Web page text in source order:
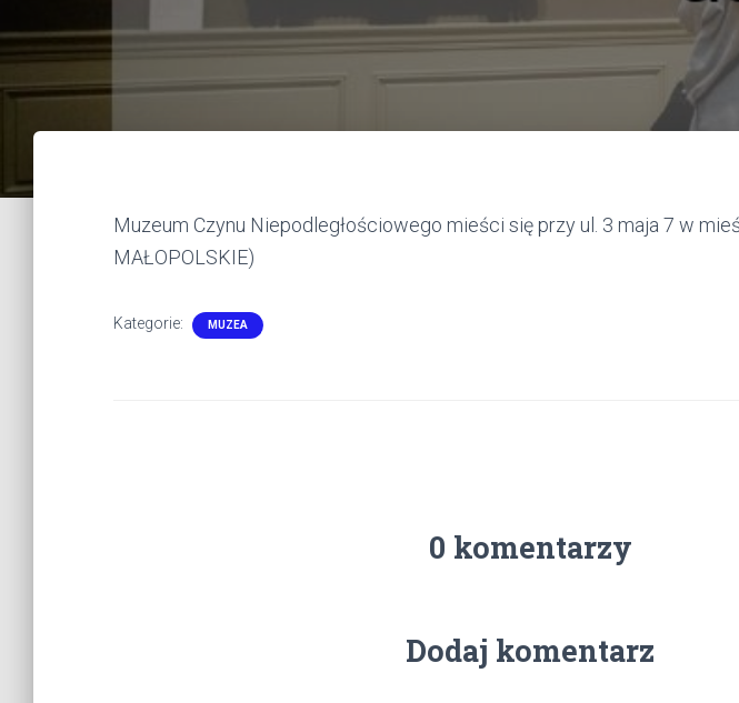
Muzeum Czynu Niepodległościowego mieści się przy ul. 3 maja 7 w
MAŁOPOLSKIE)
Kategorie: MUZEA
0 komentarzy
Dodaj komentarz